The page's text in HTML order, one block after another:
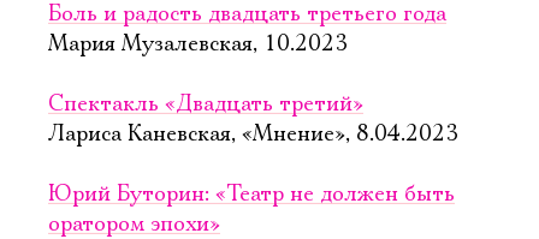
Боль и радость двадцать третьего года
Мария Музалевская, 10.2023
Спектакль «Двадцать третий»
Лариса Каневская, «Мнение», 8.04.2023
Юрий Буторин: «Театр не должен быть
оратором эпохи»